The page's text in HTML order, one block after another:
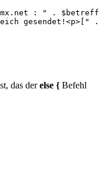
das derelse { Befehl